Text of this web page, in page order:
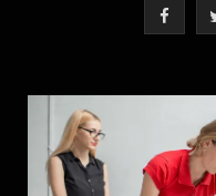
c
b